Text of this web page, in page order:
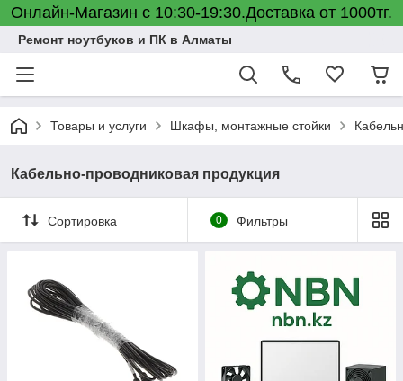
Онлайн-Магазин с 10:30-19:30.Доставка от 1000тг.
Ремонт ноутбуков и ПК в Алматы
Товары и услуги Шкафы, монтажные стойки
Кабельно-проводниковая продукция
Сортировка 0 Фильтры